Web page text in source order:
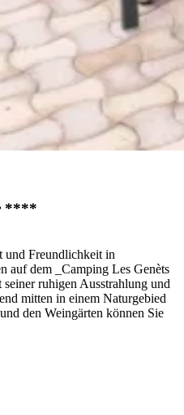
****
und Freundlichkeit in
auf dem _Camping Les Genèts
ruhigen Ausstrahlung und
mitten in einem Naturgebied
den Weingärten können Sie